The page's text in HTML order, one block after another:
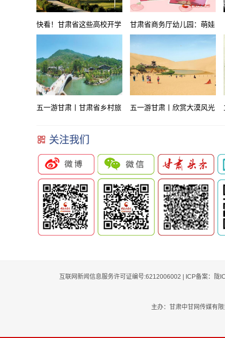
快看！甘肃省这些高校开学 甘肃省商务厅幼儿园：萌娃
五一干活忙 体验劳动最光
荣
五一游甘肃丨甘肃省乡村旅 五一游甘肃丨欣赏大漠风光
关注我们
互联网新闻信息服务许可证编号:6212006002 | ICP备案：
主办：甘肃中甘网传媒有